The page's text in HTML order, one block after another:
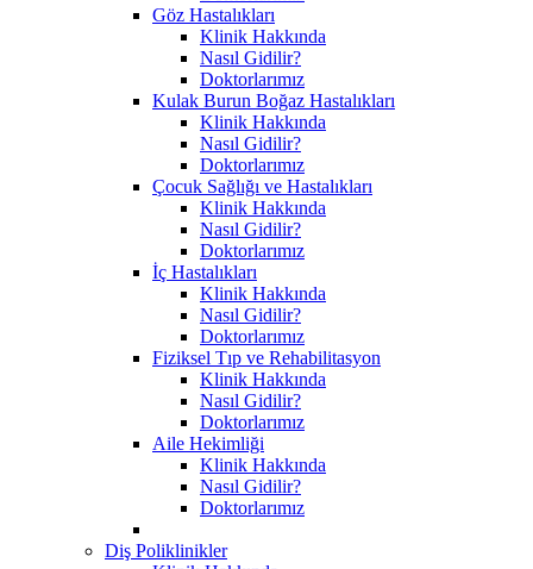
Göz Hastalıkları
Klinik Hakkında
Nasıl Gidilir?
Doktorlarımız
Kulak Burun Boğaz Hastalıkları
Klinik Hakkında
Nasıl Gidilir?
Doktorlarımız
Çocuk Sağlığı ve Hastalıkları
Klinik Hakkında
Nasıl Gidilir?
Doktorlarımız
İç Hastalıkları
Klinik Hakkında
Nasıl Gidilir?
Doktorlarımız
Fiziksel Tıp ve Rehabilitasyon
Klinik Hakkında
Nasıl Gidilir?
Doktorlarımız
Aile Hekimliği
Klinik Hakkında
Nasıl Gidilir?
Doktorlarımız
Diş Poliklinikler